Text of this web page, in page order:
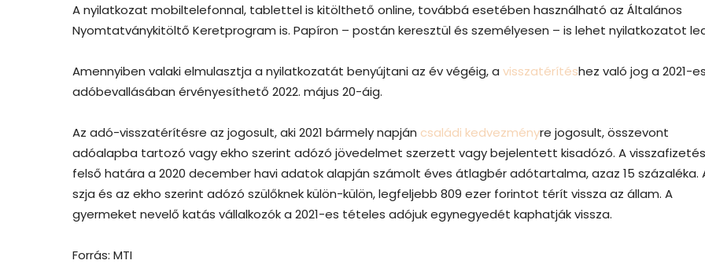
A nyilatkozat mobiltelefonnal, tablettel is kitölthető online, továbbá esetében használható az Általános
Nyomtatványkitöltő Keretprogram is. Papíron – postán keresztül és személyesen – is lehet nyilatkozatot
Amennyiben valaki elmulasztja a nyilatkozatát benyújtani az év végéig, a visszatérítéshez való jog a 2021-
adóbevallásában érvényesíthető 2022. május 20-áig.
Az adó-visszatérítésre az jogosult, aki 2021 bármely napján családi kedvezményre jogosult, összevont
adóalapba tartozó vagy ekho szerint adózó jövedelmet szerzett vagy bejelentett kisadózó. A visszafizetés
felső határa a 2020 december havi adatok alapján számolt éves átlagbér adótartalma, azaz 15 százaléka.
szja és az ekho szerint adózó szülőknek külön-külön, legfeljebb 809 ezer forintot térít vissza az állam. A
gyermeket nevelő katás vállalkozók a 2021-es tételes adójuk egynegyedét kaphatják vissza.
Forrás: MTI